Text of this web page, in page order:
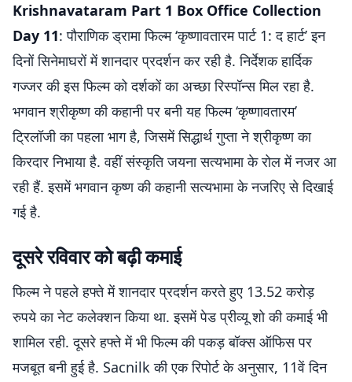
Krishnavataram Part 1 Box Office Collection
Day 11: पौराणिक ड्रामा फिल्म ‘कृष्णावतारम पार्ट 1: द हार्ट’ इन
दिनों सिनेमाघरों में शानदार प्रदर्शन कर रही है. निर्देशक हार्दिक
गज्जर की इस फिल्म को दर्शकों का अच्छा रिस्पॉन्स मिल रहा है.
भगवान श्रीकृष्ण की कहानी पर बनी यह फिल्म ‘कृष्णावतारम’
ट्रिलॉजी का पहला भाग है, जिसमें सिद्धार्थ गुप्ता ने श्रीकृष्ण का
किरदार निभाया है. वहीं संस्कृति जयना सत्यभामा के रोल में नजर आ
रही हैं. इसमें भगवान कृष्ण की कहानी सत्यभामा के नजरिए से दिखाई
गई है.
दूसरे रविवार को बढ़ी कमाई
फिल्म ने पहले हफ्ते में शानदार प्रदर्शन करते हुए 13.52 करोड़
रुपये का नेट कलेक्शन किया था. इसमें पेड प्रीव्यू शो की कमाई भी
शामिल रही. दूसरे हफ्ते में भी फिल्म की पकड़ बॉक्स ऑफिस पर
मजबूत बनी हुई है. Sacnilk की एक रिपोर्ट के अनुसार, 11वें दिन